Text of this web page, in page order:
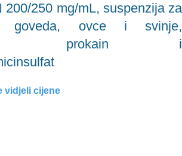
200/250 mg/mL, suspenzija za
goveda, ovce i svinje,
prokain i
vidjeli cijene